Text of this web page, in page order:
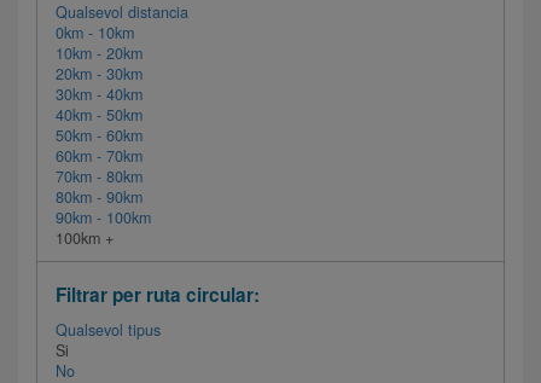
Qualsevol distancia
0km - 10km
10km - 20km
20km - 30km
30km - 40km
40km - 50km
50km - 60km
60km - 70km
70km - 80km
80km - 90km
90km - 100km
100km +
Filtrar per ruta circular:
Qualsevol tipus
Si
No